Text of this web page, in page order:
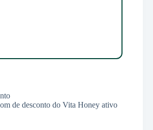
de desconto do Vita Honey ativo